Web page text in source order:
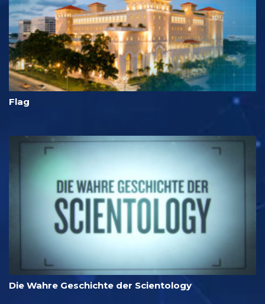
Flag
Die Wahre Geschichte der Scientology